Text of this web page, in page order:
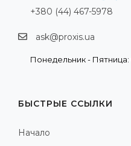
+380 (44) 467-5978
ask@proxis.ua
Понедельник - Пятница:
БЫСТРЫЕ ССЫЛКИ
Начало